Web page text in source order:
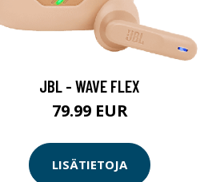
JBL - WAVE FLEX
79.99 EUR
LISÄTIETOJA